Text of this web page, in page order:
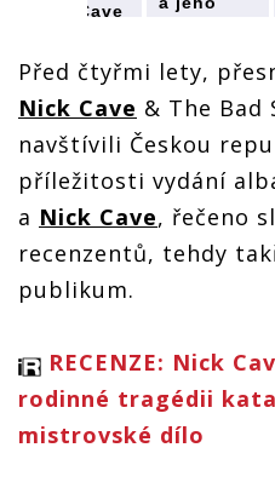
Nick Cave
Seeds
zahrají v
Praze,
představí
album
Skeleton
Tree
zahrají v
Praze,
představí
nové
album
Skeleton
Tree
Před čtyřmi lety,
Nick Cave & The Bad
navštívili Českou
příležitosti vydání
a Nick Cave, řečeno
recenzentů, tehdy
publikum.
RECENZE: Nick
rodinné tragédii
mistrovské dílo